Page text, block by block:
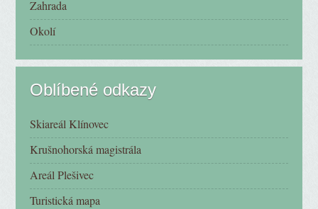
Zahrada
Okolí
Oblíbené odkazy
Skiareál Klínovec
Krušnohorská magistrála
Areál Plešivec
Turistická mapa